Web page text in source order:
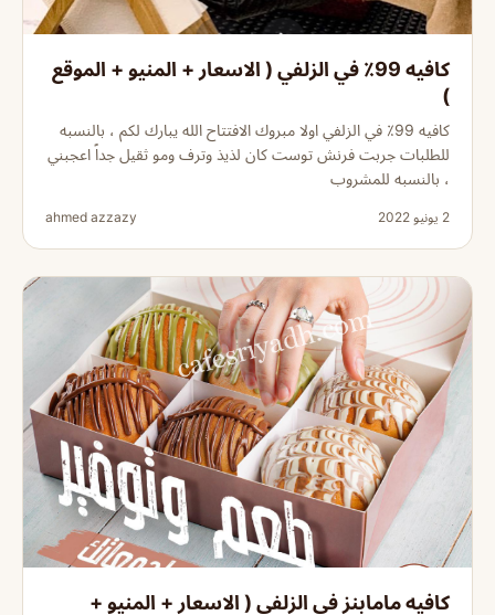
كافيه 99٪ في الزلفي ( الاسعار + المنيو + الموقع
)
كافيه 99٪ في الزلفي اولا مبروك الافتتاح الله يبارك لكم ، بالنسبه
للطلبات جربت فرنش توست كان لذيذ وترف ومو ثقيل جداً اعجبني
، بالنسبه للمشروب
2 يونيو 2022 ahmed azzazy
كافيه مامابنز في الزلفي ( الاسعار + المنيو +